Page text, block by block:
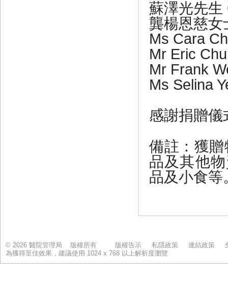
© 2026 醫院管理局 版權所有 版權告示 私隱政策 連結政策
為獲得至佳效果，建議使用 1024 x 768 以上解析度瀏覽